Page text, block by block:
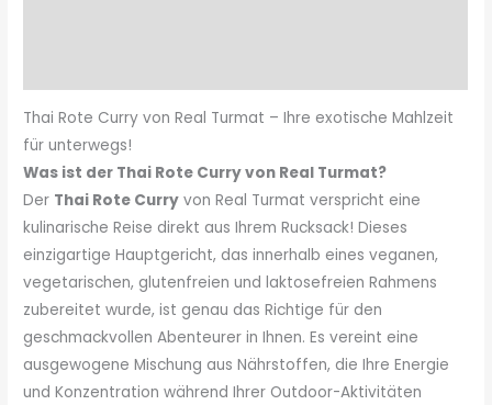
Thai Rote Curry von Real Turmat – Ihre exotische Mahlzeit
für unterwegs!
Was ist der Thai Rote Curry von Real Turmat?
Der Thai Rote Curry von Real Turmat verspricht eine
kulinarische Reise direkt aus Ihrem Rucksack! Dieses
einzigartige Hauptgericht, das innerhalb eines veganen,
vegetarischen, glutenfreien und laktosefreien Rahmens
zubereitet wurde, ist genau das Richtige für den
geschmackvollen Abenteurer in Ihnen. Es vereint eine
ausgewogene Mischung aus Nährstoffen, die Ihre Energie
und Konzentration während Ihrer Outdoor-Aktivitäten